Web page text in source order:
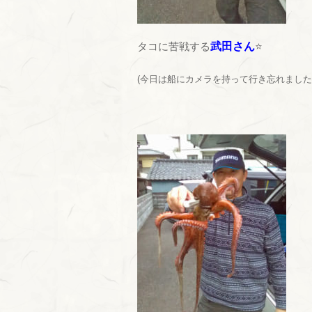
タコに苦戦する武田さん⭐
(今日は船にカメラを持って行き忘れまし